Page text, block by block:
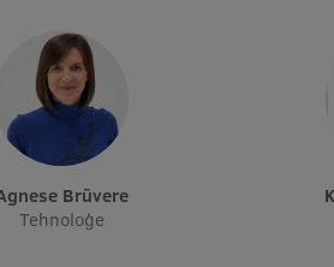
Agnese Brūvere
Tehnoloģe